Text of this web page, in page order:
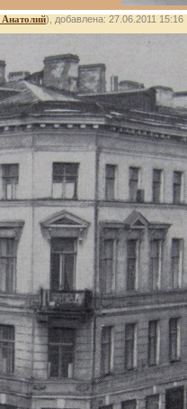
), добавлена: 27.06.2011 15:16